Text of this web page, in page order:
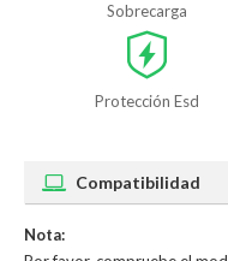
Sobrecarga
Protección Esd
Compatibilidad
Nota: